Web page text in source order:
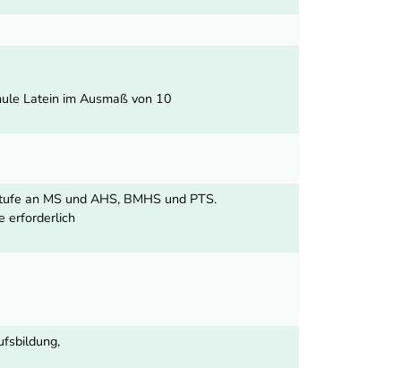
Latein im Ausmaß von 10
an MS und AHS, BMHS und PTS.
erforderlich